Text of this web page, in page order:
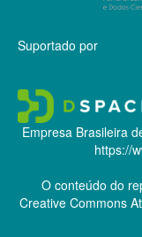
Suportado por
Empresa Brasileira
https://
O conteúdo do
Creative Commons